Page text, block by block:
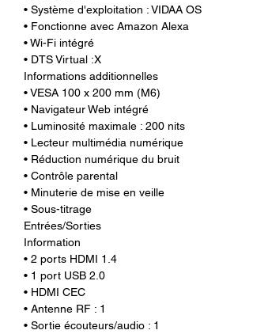
• Système d'exploitation : VIDAA OS
• Fonctionne avec Amazon Alexa
• Wi-Fi intégré
• DTS Virtual :X
Informations additionnelles
• VESA 100 x 200 mm (M6)
• Navigateur Web intégré
• Luminosité maximale : 200 nits
• Lecteur multimédia numérique
• Réduction numérique du bruit
• Contrôle parental
• Minuterie de mise en veille
• Sous-titrage
Entrées/Sorties
Information
• 2 ports HDMI 1.4
• 1 port USB 2.0
• HDMI CEC
• Antenne RF : 1
• Sortie écouteurs/audio : 1